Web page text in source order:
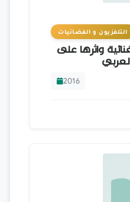
التلفزيون و الفضائيات
واثرها على
2016